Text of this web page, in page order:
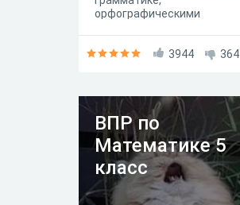
орфографическими
3944
364
ВПР по
Математике 5
класс